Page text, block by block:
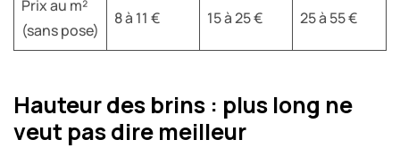
Prix au m²
(sans pose)
8 à 11 € 15 à 25 € 25 à 55 €
Hauteur des brins : plus long ne
veut pas dire meilleur